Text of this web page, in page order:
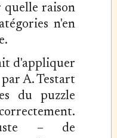
quelle raison
n'en
d'appliquer
A. Testart
du puzzle
– de